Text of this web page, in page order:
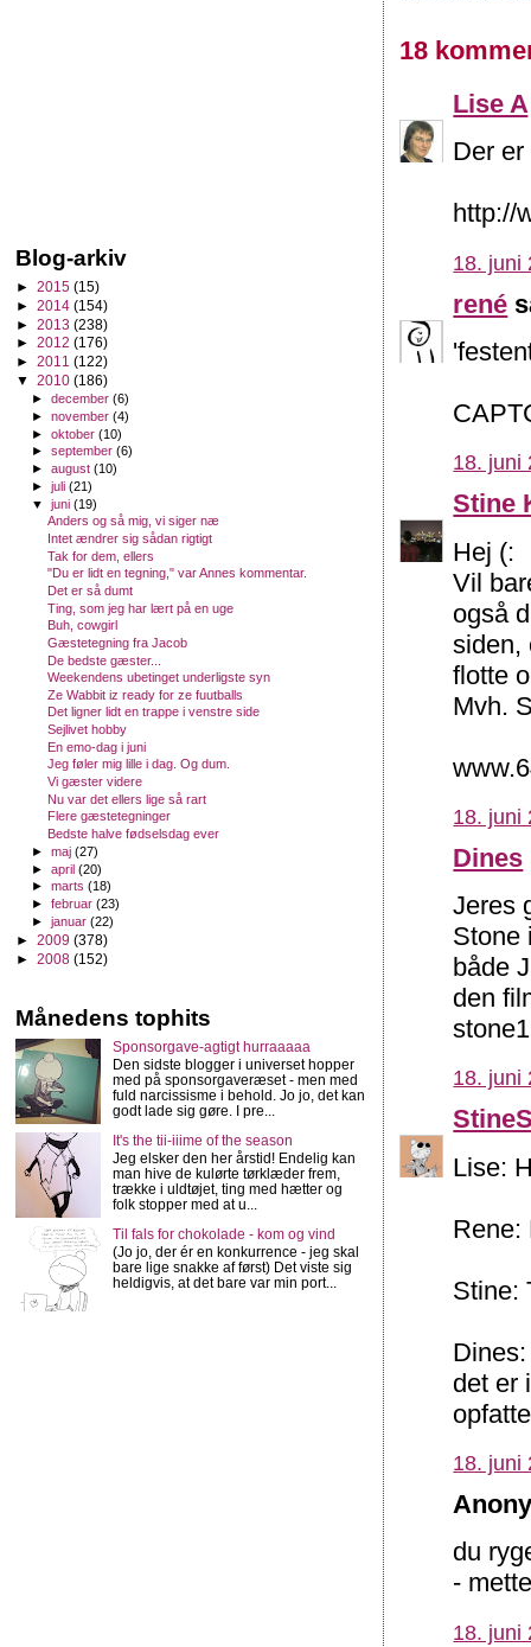
18
Lise A
Der
http://
18. juni
rené
18. juni
Stine
Hej (:
Vil
også
siden,
flotte
Mvh.
18. juni
Dines
Jeres
Stone
både
den
18. juni
Lise:
Rene:
Stine:
det er
18. juni
du
-
18. juni
Blog-arkiv
► 2015 (15)
► 2014 (154)
► 2013 (238)
► 2012 (176)
► 2011 (122)
▼ 2010 (186)
►december(6)
►november(4)
►oktober(10)
►september(6)
►august(10)
►juli(21)
▼juni(19)
Anders og så mig, vi siger næ
Intet ændrer sig sådan rigtigt
Tak for dem, ellers
"Du er lidt en tegning," var Annes kommentar.
Det er så dumt
Ting, som jeg har lært på en uge
Buh, cowgirl
Gæstetegning fra Jacob
De bedste gæster...
Weekendens ubetinget underligste syn
Ze Wabbit iz ready for ze fuutballs
Det ligner lidt en trappe i venstre side
Sejlivet hobby
En emo-dag i juni
Jeg føler mig lille i dag. Og dum.
Vi gæster videre
Nu var det ellers lige så rart
Flere gæstetegninger
Bedste halve fødselsdag ever
►maj(27)
►april(20)
►marts(18)
►februar(23)
►januar(22)
► 2009 (378)
► 2008 (152)
Månedens tophits
Sponsorgave-agtigt hurraaaaa
Den sidste blogger i universet hopper
med på sponsorgaveræset - men med
fuld narcissisme i behold. Jo jo, det kan
godt lade sig gøre. I pre...
It's the tii-iiime of the season
Jeg elsker den her årstid! Endelig kan
man hive de kulørte tørklæder frem,
trække i uldtøjet, ting med hætter og
folk stopper med at u...
Til fals for chokolade - kom og vind
(Jo jo, der ér en konkurrence - jeg skal
bare lige snakke af først) Det viste sig
heldigvis, at det bare var min port...